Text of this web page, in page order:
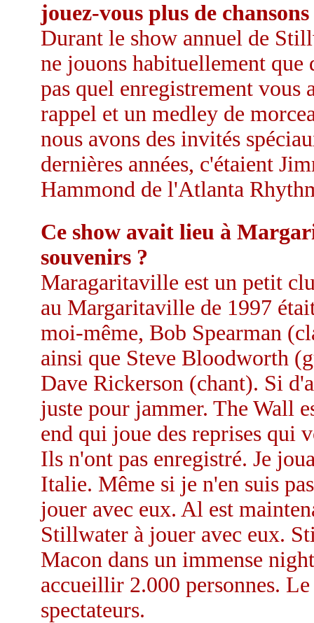
jouez-vous plus de
Durant le show annuel de
ne jouons habituellement que
pas quel enregistrement
rappel et un medley de
nous avons des invités
dernières années, c'étaient
Hammond de l'Atlanta
Ce show avait lieu à
souvenirs ?
Maragaritaville est un petit
au Margaritaville de 1997
moi-même, Bob Spearman
ainsi que Steve Bloodworth
Dave Rickerson (chant). Si
juste pour jammer. The Wall
end qui joue des reprises qui
Ils n'ont pas enregistré. Je
Italie. Même si je n'en suis
jouer avec eux. Al est
Stillwater à jouer avec eux.
Macon dans un immense
accueillir 2.000 personnes.
spectateurs.